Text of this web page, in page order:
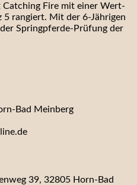
Fire mit einer Wert-
5 rangiert. Mit der 6-Jährigen
Springpferde-Prüfung der
Bad Meinberg
39, 32805 Horn-Bad